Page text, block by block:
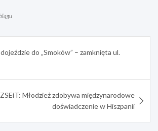
do „Smoków” – zamknięta ul.
Młodzież zdobywa międzynarodowe
doświadczenie w Hiszpanii